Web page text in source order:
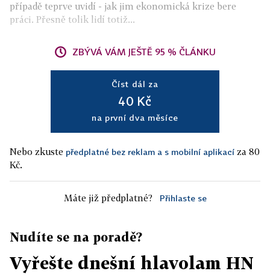
případě teprve uvidí - jak jim ekonomická krize bere
práci. Přesně tolik lidí totiž...
ZBÝVÁ VÁM JEŠTĚ 95 % ČLÁNKU
Číst dál za
40 Kč
na první dva měsíce
Nebo zkuste předplatné bez reklam a s mobilní aplikací za 80
Kč.
Máte již předplatné? Přihlaste se
Nudíte se na poradě?
Vyřešte dnešní hlavolam HN